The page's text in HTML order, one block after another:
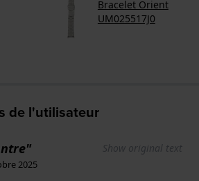
Bracelet Orient
UM025517J0
de l'utilisateur
Show original text
2025